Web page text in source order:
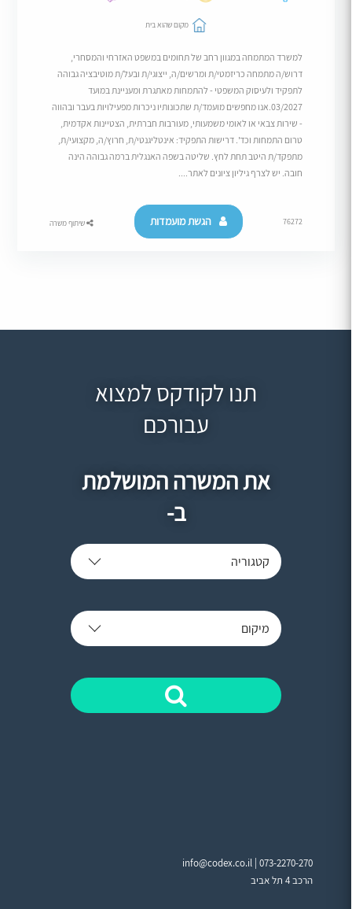
מקום שהוא בית
למשרד המתמחה במגוון רחב של תחומים במשפט האזרחי והמסחרי,
דרוש/ה מתמחה כריזמטי/ת ומרשים/ה, ייצוגי/ת ובעל/ת מוטיבציה גבוהה
לתפקיד ולעיסוק המשפטי - להתמחות מאתגרת ומעניינת במועד
03/2027.אנו מחפשים מועמד/ת שתכונותיו ניכרות מפעילויות בעבר ובהווה
- שירות צבאי או לאומי משמעותי, מעורבות חברתית, הצטיינות אקדמית,
טרום התמחות וכד'. דרישות התפקיד: אינטליגנטי/ת, חרוץ/ה, מקצועי/ת,
מתפקד/ת היטב תחת לחץ. שליטה בשפה האנגלית ברמה גבוהה הינה
חובה. יש לצרף גיליון ציונים לאתר....
76272 הגשת מועמדות שיתוף משרה
תנו לקודקס למצוא
עבורכם
את המשרה המושלמת
ב-
קטגוריה
מיקום
info@codex.co.il |073-2270-270
הרכב 4 תל אביב